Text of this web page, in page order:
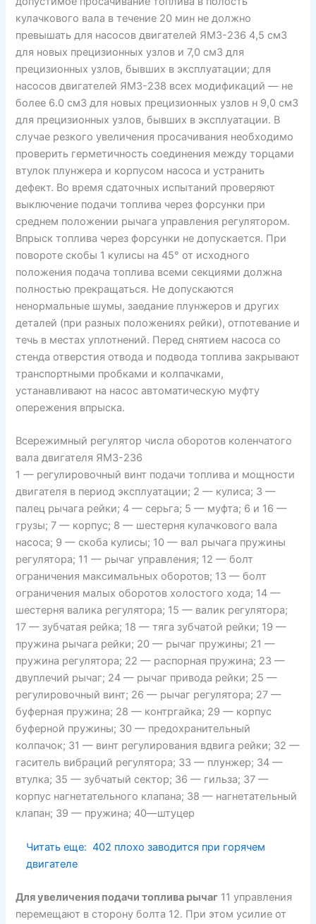
кулачкового вала в течение 20 мин не должно
превышать для насосов двигателей ЯМЗ-236 4,5 см3
для новых прецизионных узлов и 7,0 см3 для
прецизионных узлов, бывших в эксплуатации; для
насосов двигателей ЯМЗ-238 всех модификаций — не
более 6.0 см3 для новых прецизионных узлов н 9,0 см3
для прецизионных узлов, бывших в эксплуатации. В
случае резкого увеличения просачивания необходимо
проверить герметичность соединения между торцами
втулок плунжера и корпусом насоса и устранить
дефект. Во время сдаточных испытаний проверяют
выключение подачи топлива через форсунки при
среднем положении рычага управления регулятором.
Впрыск топлива через форсунки не допускается. При
повороте скобы 1 кулисы на 45° от исходного
положения подача топлива всеми секциями должна
полностью прекращаться. Не допускаются
ненормальные шумы, заедание плунжеров и других
деталей (при разных положениях рейки), отпотевание и
течь в местах уплотнений. Перед снятием насоса со
стенда отверстия отвода и подвода топлива закрывают
транспортными пробками и колпачками,
устанавливают на насос автоматическую муфту
опережения впрыска.
Всережимный регулятор числа оборотов коленчатого
вала двигателя ЯМЗ-236
1 — регулировочный винт подачи топлива и мощности
двигателя в период эксплуатации; 2 — кулиса; 3 —
палец рычага рейки; 4 — серьга; 5 — муфта; 6 и 16 —
грузы; 7 — корпус; 8 — шестерня кулачкового вала
насоса; 9 — скоба кулисы; 10 — вал рычага пружины
регулятора; 11 — рычаг управления; 12 — болт
ограничения максимальных оборотов; 13 — болт
ограничения малых оборотов холостого хода; 14 —
шестерня валика регулятора; 15 — валик регулятора;
17 — зубчатая рейка; 18 — тяга зубчатой рейки; 19 —
пружина рычага рейки; 20 — рычаг пружины; 21 —
пружина регулятора; 22 — распорная пружина; 23 —
двуплечий рычаг; 24 — рычаг привода рейки; 25 —
регулировочный винт; 26 — рычаг регулятора; 27 —
буферная пружина; 28 — контргайка; 29 — корпус
буферной пружины; 30 — предохранительный
колпачок; 31 — винт регулирования вдвига рейки; 32 —
гаситель вибраций регулятора; 33 — плунжер; 34 —
втулка; 35 — зубчатый сектор; 36 — гильза; 37 —
корпус нагнетательного клапана; 38 — нагнетательный
клапан; 39 — пружина; 40—штуцер
Читать еще: 402 плохо заводится при горячем
двигателе
Для увеличения подачи топлива рычаг 11 управления
перемещают в сторону болта 12. При этом усилие от